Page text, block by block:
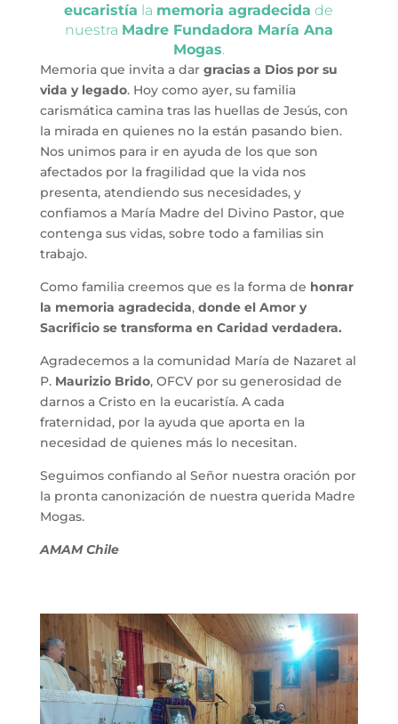
eucaristía la memoria agradecida de
nuestra Madre Fundadora María Ana
Mogas.
Memoria que invita a dar gracias a Dios por su
vida y legado. Hoy como ayer, su familia
carismática camina tras las huellas de Jesús, con
la mirada en quienes no la están pasando bien.
Nos unimos para ir en ayuda de los que son
afectados por la fragilidad que la vida nos
presenta, atendiendo sus necesidades, y
confiamos a María Madre del Divino Pastor, que
contenga sus vidas, sobre todo a familias sin
trabajo.
Como familia creemos que es la forma de honrar
la memoria agradecida, donde el Amor y
Sacrificio se transforma en Caridad verdadera.
Agradecemos a la comunidad María de Nazaret al
P. Maurizio Brido, OFCV por su generosidad de
darnos a Cristo en la eucaristía. A cada
fraternidad, por la ayuda que aporta en la
necesidad de quienes más lo necesitan.
Seguimos confiando al Señor nuestra oración por
la pronta canonización de nuestra querida Madre
Mogas.
AMAM Chile